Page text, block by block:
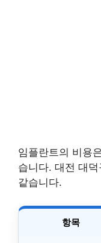
임플란트의 비용
습니다. 대전 대
같습니다.
항목